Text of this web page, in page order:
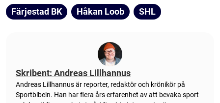
Färjestad BK Håkan Loob SHL
Skribent: Andreas Lillhannus
Andreas Lillhannus är reporter, redaktör och krönikör på
Sportbibeln. Han har flera års erfarenhet av att bevaka sport